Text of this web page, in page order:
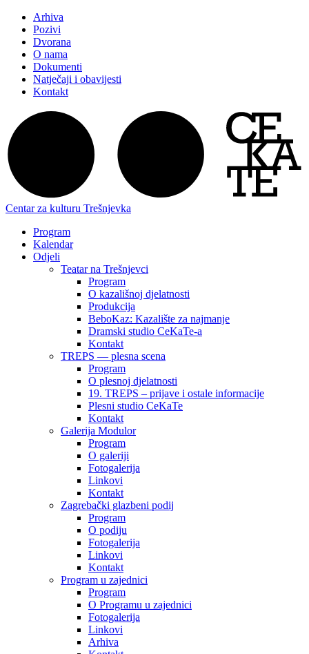
Arhiva
Pozivi
Dvorana
O nama
Dokumenti
Natječaji i obavijesti
Kontakt
Centar za kulturu Trešnjevka
Program
Kalendar
Odjeli
Teatar na Trešnjevci
Program
O kazališnoj djelatnosti
Produkcija
BeboKaz: Kazalište za najmanje
Dramski studio CeKaTe-a
Kontakt
TREPS — plesna scena
Program
O plesnoj djelatnosti
19. TREPS – prijave i ostale informacije
Plesni studio CeKaTe
Kontakt
Galerija Modulor
Program
O galeriji
Fotogalerija
Linkovi
Kontakt
Zagrebački glazbeni podij
Program
O podiju
Fotogalerija
Linkovi
Kontakt
Program u zajednici
Program
O Programu u zajednici
Fotogalerija
Linkovi
Arhiva